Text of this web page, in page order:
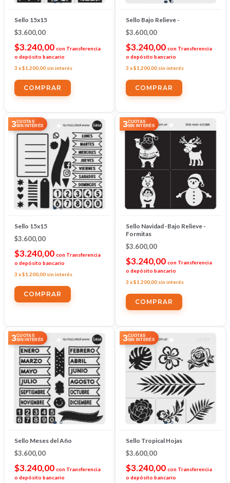
Sello 15x15
$3.600,00
$3.240,00 con Transferencia
o depósito bancario
3 x$1.200,00 sin interés
Sello Bajo Relieve -
$3.600,00
$3.240,00 con Transferencia
o depósito bancario
3 x$1.200,00 sin interés
3CUOTAS
SIN INTERÉS
Sello 15x15
$3.600,00
$3.240,00 con Transferencia
o depósito bancario
3 x$1.200,00 sin interés
3CUOTAS
SIN INTERÉS
Sello Navidad -Bajo Relieve -
Formitas
$3.600,00
$3.240,00 con Transferencia
o depósito bancario
3 x$1.200,00 sin interés
3CUOTAS
SIN INTERÉS
Sello Meses del Año
$3.600,00
$3.240,00 con Transferencia
o depósito bancario
3CUOTAS
SIN INTERÉS
Sello Tropical Hojas
$3.600,00
$3.240,00 con Transferencia
o depósito bancario